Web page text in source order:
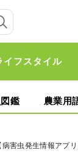
イフスタイル
鑑 農業用
害虫発生情報アプリ